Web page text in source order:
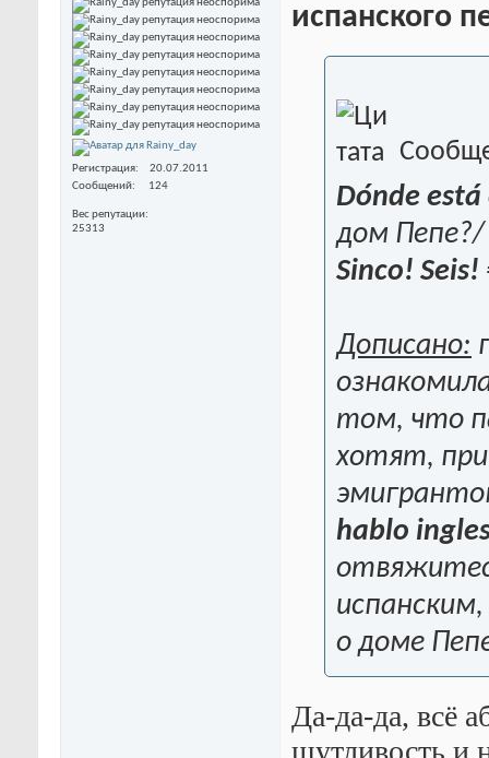
Регистрация
20.07.2011
Сообщений
124
Вес репутации
25313
испанского
Dónde está
дом
Sinco! Seis!
Дописано:
том, что
хотят,
hablo
о доме
Да-да-да, всё
шутливость и